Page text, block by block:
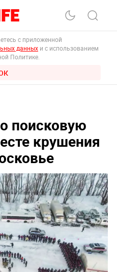
с приложенной
данных и с использованием
Политике.
поисковую
крушения